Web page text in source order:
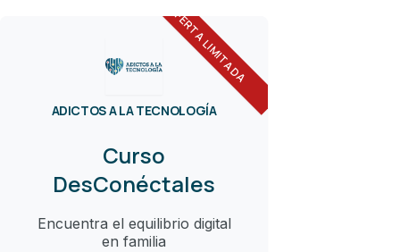
OFERTA LIMITADA
ADICTOS A LA TECNOLOGÍA
Curso
DesConéctales
Encuentra el equilibrio digital
en familia